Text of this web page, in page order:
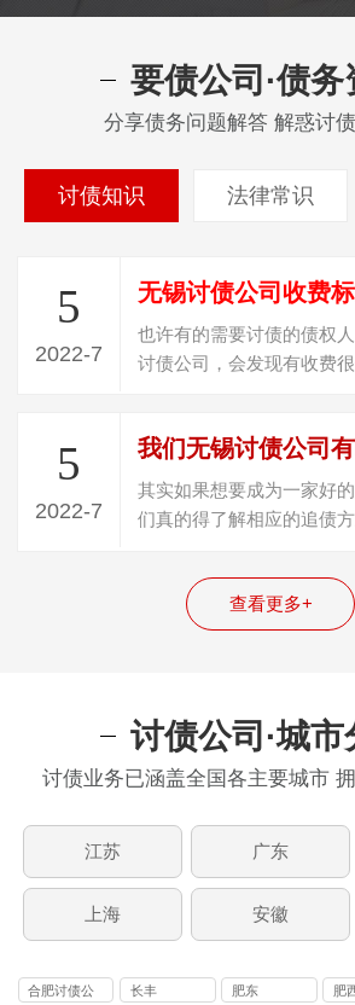
要债公司·债务
分享债务问题解答 解惑讨
讨债知识 法律常识
5
2022-7
也许有的需要讨债的债权
讨债公司，会发现有收费
5
2022-7
其实如果想要成为一家好
们真的得了解相应的追债
查看更多+
讨债公司·城市
讨债业务已涵盖全国各主要城市
江苏 广东
上海 安徽
合肥讨债公
长丰 肥东 肥